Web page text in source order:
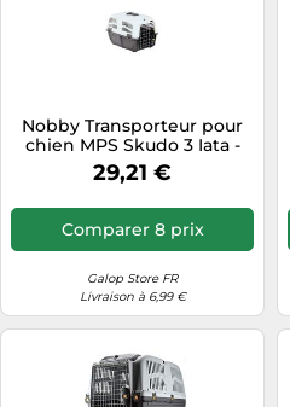
Nobby Transporteur pour
chien MPS Skudo 3 Iata -
Porte en métal - Gris/Beige
29,21 €
Comparer 8 prix
Galop Store FR
Livraison à 6,99 €